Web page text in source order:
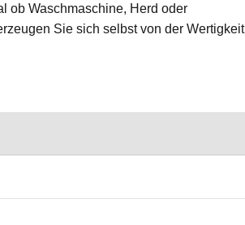
ob Waschmaschine, Herd oder
Sie sich selbst von der Wertigkeit